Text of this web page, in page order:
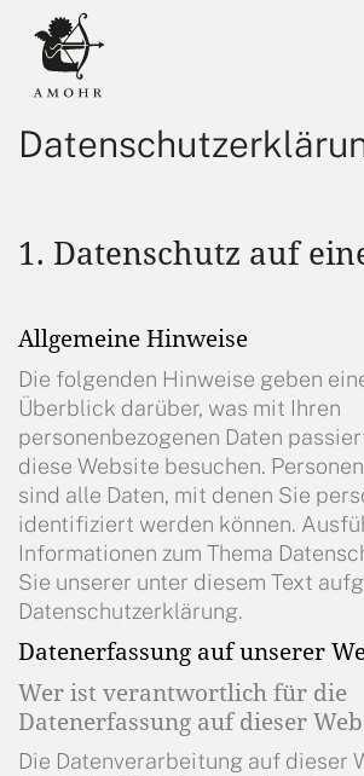
DE
1. Datenschutz auf
Allgemeine Hinweise
Die folgenden Hinweise geben
Überblick darüber, was mit Ihren
personenbezogenen Daten
diese Website besuchen.
sind alle Daten, mit denen Sie
identifiziert werden können.
Informationen zum Thema
Sie unserer unter diesem Text
Datenschutzerklärung.
Datenerfassung auf unserer
Wer ist verantwortlich für die
Datenerfassung auf dieser
Die Datenverarbeitung auf dieser